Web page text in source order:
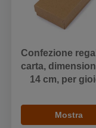
Confezione
carta,
14 cm, per
Mostra